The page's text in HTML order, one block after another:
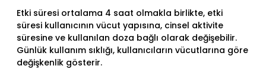
Etki süresi ortalama 4 saat olmakla birlikte, etki
süresi kullanıcının vücut yapısına, cinsel aktivite
süresine ve kullanılan doza bağlı olarak değişebilir.
Günlük kullanım sıklığı, kullanıcıların vücutlarına göre
değişkenlik gösterir.